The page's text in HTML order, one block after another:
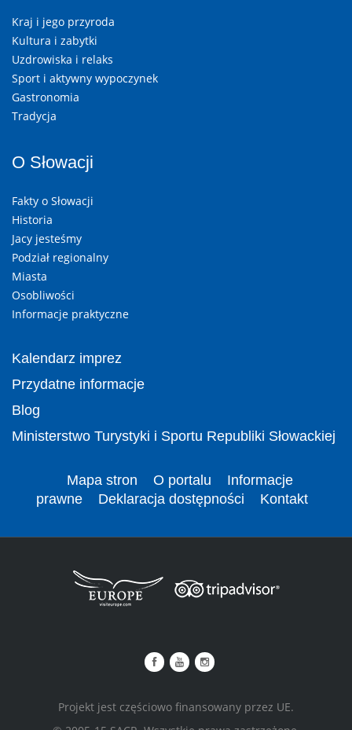
Kraj i jego przyroda
Kultura i zabytki
Uzdrowiska i relaks
Sport i aktywny wypoczynek
Gastronomia
Tradycja
O Słowacji
Fakty o Słowacji
Historia
Jacy jesteśmy
Podział regionalny
Miasta
Osobliwości
Informacje praktyczne
Kalendarz imprez
Przydatne informacje
Blog
Ministerstwo Turystyki i Sportu Republiki Słowackiej
Mapa stron O portalu
Informacje
prawne
Deklaracja dostępności Kontakt
Projekt jest częściowo finansowany przez UE.